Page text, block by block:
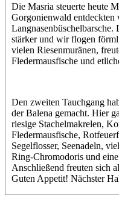
Die Masria steuerte heute
Gorgonienwald entdeckten
stärker und wir flogen
vielen Riesenmuränen,
Fledermausfische und
Den zweiten Tauchgang
der Balena gemacht. Hier
riesige Stachelmakrelen,
Fledermausfische,
Segelflosser, Seenadeln,
Ring-Chromodoris und
Anschließend freuten sich
Guten Appetit! Nächster